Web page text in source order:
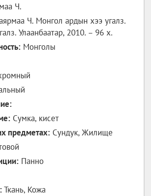
Ч.
Ч. Монгол ардын хээ угалз.
Улаанбаатар, 2010. – 96 х.
Монголы
Сумка, кисет
предметах: Сундук, Жилище
Панно
Ткань, Кожа